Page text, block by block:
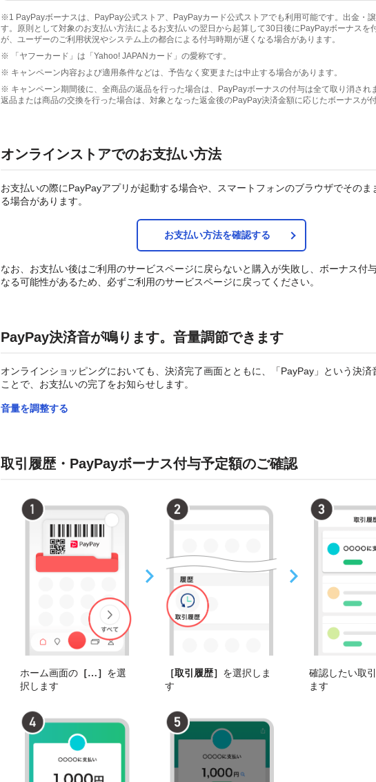
※1 PayPayボーナスは、PayPay公式ストア、PayPayカード公式ストアでも利用可能です。出金・
す。原則として対象のお支払い方法によるお支払いの翌日から起算して30日後にPayPayボーナスを
が、ユーザーのご利用状況やシステム上の都合による付与時期が遅くなる場合があります。
※ 「ヤフーカード」は「Yahoo! JAPANカード」の愛称です。
※ キャンペーン内容および適用条件などは、予告なく変更または中止する場合があります。
※ キャンペーン期間後に、全商品の返品を行った場合は、PayPayボーナスの付与は全て取り消され
返品または商品の交換を行った場合は、対象となった返金後のPayPay決済金額に応じたボーナスが付
オンラインストアでのお支払い方法
お支払いの際にPayPayアプリが起動する場合や、スマートフォンのブラウザでそのま
る場合があります。
お支払い方法を確認する
なお、お支払い後はご利用のサービスページに戻らないと購入が失敗し、ボーナス付
なる可能性があるため、必ずご利用のサービスページに戻ってください。
PayPay決済音が鳴ります。音量調節できます
オンラインショッピングにおいても、決済完了画面とともに、「PayPay」という決済
ことで、お支払いの完了をお知らせします。
音量を調整する
取引履歴・PayPayボーナス付与予定額のご確認
ホーム画面の ［その他
］ を選
択します
［取引履歴］ を選択しま
す
確認したい取
ます